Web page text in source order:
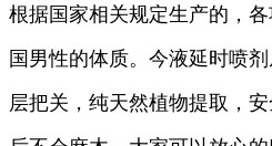
根据国家相关规定生产的，
国男性的体质。今液延时喷
层把关，纯天然植物提取，